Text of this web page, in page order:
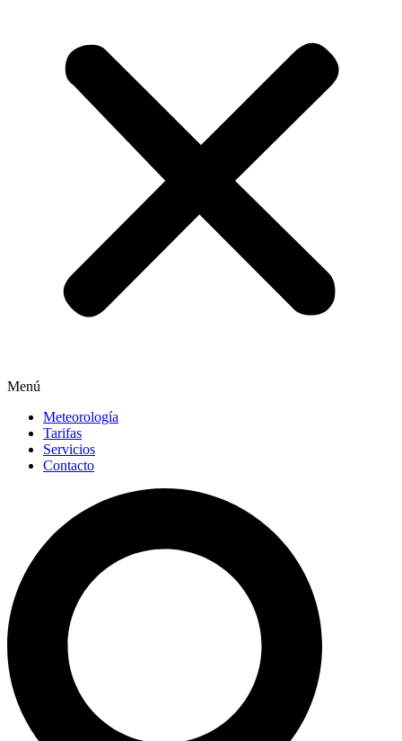
Menú
Meteorología
Tarifas
Servicios
Contacto